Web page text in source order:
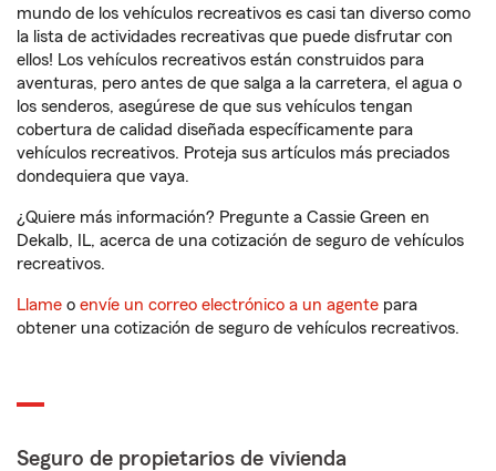
mundo de los vehículos recreativos es casi tan diverso como
la lista de actividades recreativas que puede disfrutar con
ellos! Los vehículos recreativos están construidos para
aventuras, pero antes de que salga a la carretera, el agua o
los senderos, asegúrese de que sus vehículos tengan
cobertura de calidad diseñada específicamente para
vehículos recreativos. Proteja sus artículos más preciados
dondequiera que vaya.
¿Quiere más información? Pregunte a Cassie Green en
Dekalb, IL, acerca de una cotización de seguro de vehículos
recreativos.
Llame o envíe un correo electrónico a un agente para
obtener una cotización de seguro de vehículos recreativos.
Seguro de propietarios de vivienda